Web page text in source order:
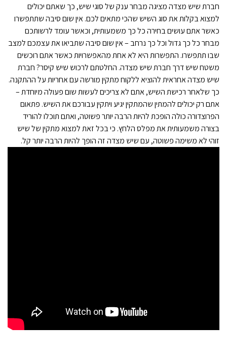
שיש לא יקר
שיש למטבח – החבר הכי טוב של המטבח שלכם
שיש למטבח – כי אין מטבח בלעדיו
בחרתם שיש קיסר? סימן שבחרתם נכון!
שיש קיסר למטבח – הרבה יותר מעוד סתם בחירה
משטח שיש לשולחן
חברת שיש מצדה מציגה מבחר ענק של סוגי שיש, כך שאתם יכולים
למצוא בקלות את סוג השיש שהכי מתאים לכם. אין שום סיבה שתתפשרו
כאשר אתם עושים בחירה כל כך משמעותית, וכאשר עומד לרשותכם
מבחר כל כך גדול וכל כך נרחב – אין שום סיבה שתביאו את עצמכם למצב
שבו תתפשרו. התפשרות היא לא אחת מהאפשרויות כאשר אתם רוכשים
משטח שיש דרך חברת שיש מצדה. החלטתם לרכוש שיש קיסר? חברת
שיש מצדה אחראית להוציא ללקוח מתקין מורשה עם אחריות על ההתקנה.
כך שלאחר רכישת השיש, אתם לא צריכים לעשות שום פעולה מיוחדת –
אתם רק יכולים להמתין שהמתקין יגיע ויתקין עבורכם את השיש. פתאום
הפרוצדורה כולה הופכת להיות הרבה יותר פשוטה, ואתם תוכלו להוריד
בצורה משמעותית את מפלס הלחץ. כי בכל זאת למצוא מתקין של שיש
זוהי לא משימה פשוטה, עם שיש מצדה זה הופך להיות הרבה יותר קל.